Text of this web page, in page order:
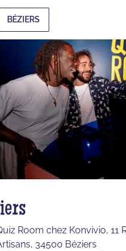
BÉZIERS
Room chez Konvivio, 11
34500 Béziers